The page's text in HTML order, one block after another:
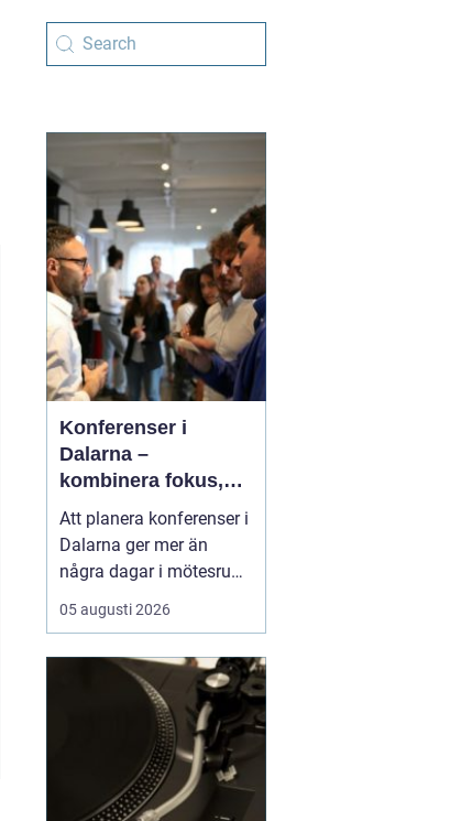
Konferenser i
Dalarna –
kombinera fokus,
natur och starka
gruppmöten
Att planera konferenser i
Dalarna ger mer än
några dagar i mötesrum.
Många företag söker
miljöer som stärker
och arbetsglädje, och
där är Dalarnas
kombination av kultur, ...
05 augusti 2026